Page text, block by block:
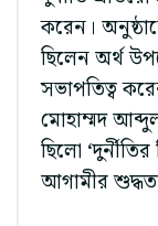
করেন।
ছিলেন অর্থ
সভাপতিত্ব
মোহাম্মদ
ছিলো
আগামীর